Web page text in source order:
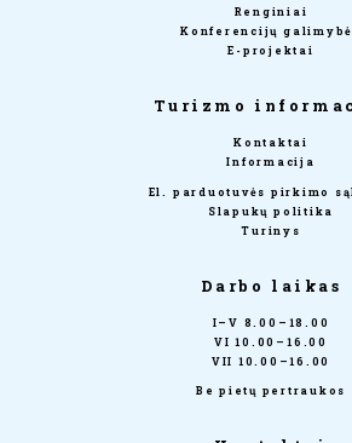
Renginiai
Konferencijų
E-projektai
Turizmo
Kontaktai
Informacija
El. parduotuvės pirkimo
Slapukų politika
Turinys
Darbo laikas
I–V 8.00–18.00
VI 10.00–16.00
VII 10.00–16.00
Be pietų pertraukos